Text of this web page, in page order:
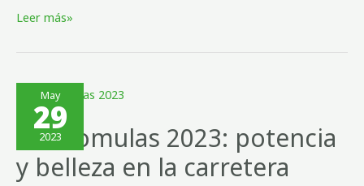
Leer más»
May
29
2023
Tractomulas 2023: potencia
y belleza en la carretera